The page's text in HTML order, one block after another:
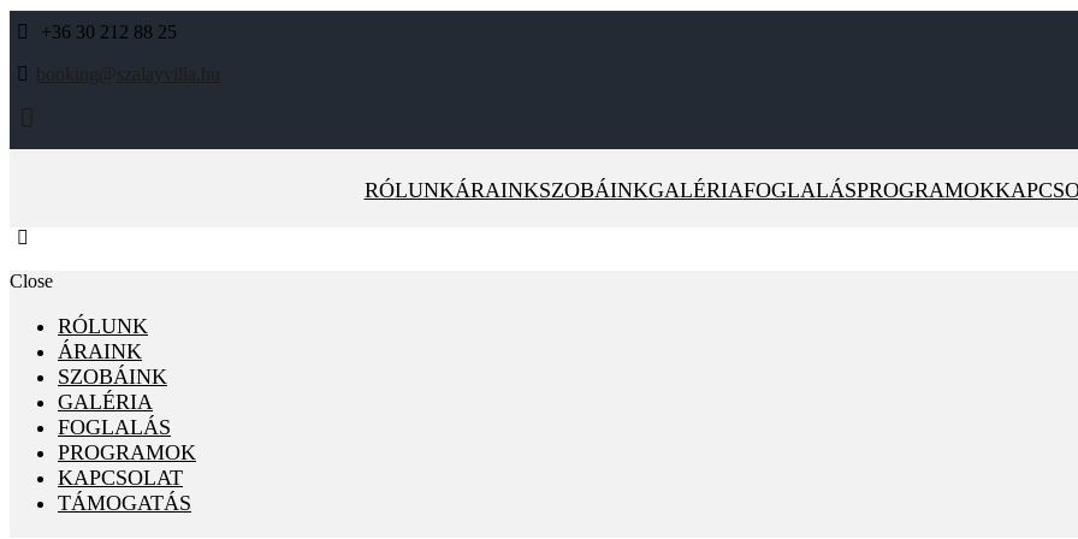
+36 30 212 88 25
booking@szalayvilla.hu
RÓLUNKÁRAINKSZOBÁINKGALÉRIAFOGLALÁSPROGRAMOK
Close
RÓLUNK
ÁRAINK
SZOBÁINK
GALÉRIA
FOGLALÁS
PROGRAMOK
KAPCSOLAT
TÁMOGATÁS